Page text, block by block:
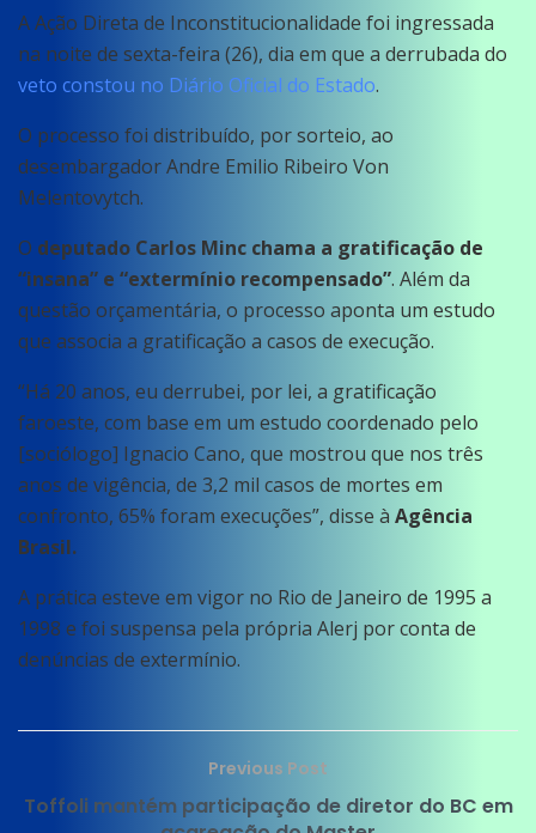
A Ação Direta de Inconstitucionalidade foi ingressada
na noite de sexta-feira (26), dia em que a derrubada do
veto constou no Diário Oficial do Estado.
O processo foi distribuído, por sorteio, ao
desembargador Andre Emilio Ribeiro Von
Melentovytch.
O deputado Carlos Minc chama a gratificação de
“insana” e “extermínio recompensado”. Além da
questão orçamentária, o processo aponta um estudo
que associa a gratificação a casos de execução.
“Há 20 anos, eu derrubei, por lei, a gratificação
faroeste, com base em um estudo coordenado pelo
[sociólogo] Ignacio Cano, que mostrou que nos três
anos de vigência, de 3,2 mil casos de mortes em
confronto, 65% foram execuções”, disse à Agência
Brasil.
A prática esteve em vigor no Rio de Janeiro de 1995 a
1998 e foi suspensa pela própria Alerj por conta de
denúncias de extermínio.
Previous Post
Toffoli mantém participação de diretor do BC em